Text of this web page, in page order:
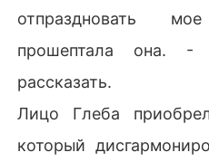
отпраздновать
прошептала она.
рассказать.
Лицо Глеба
который